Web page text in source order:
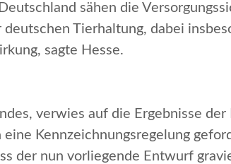
sähen die
Tierhaltung, dabei
, sagte Hesse.
verwies auf die Ergebnisse
Kennzeichnungsregelung
der nun vorliegende Entwurf